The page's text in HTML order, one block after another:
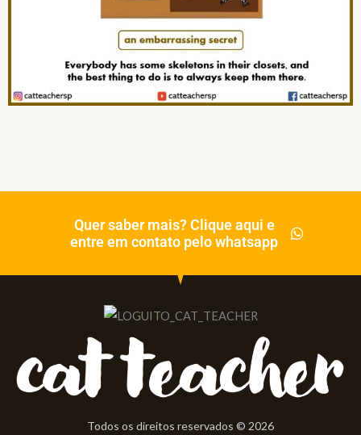
Quer saber mais? Clique aqui e
entre em contato pelo whatsapp
Todos os direitos reservados © 2026